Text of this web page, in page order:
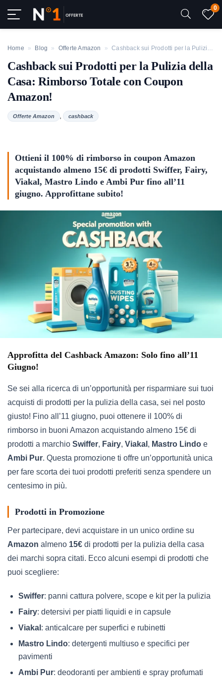
0
Home » Blog » Offerte Amazon » Cashback sui Prodotti per la Pulizia della Casa: Rimborso Totale con Coupon Amazon!
Cashback sui Prodotti per la Pulizia della
Casa: Rimborso Totale con Coupon
Amazon!
Offerte Amazon , cashback
Ottieni il 100% di rimborso in coupon Amazon
acquistando almeno 15€ di prodotti Swiffer, Fairy,
Viakal, Mastro Lindo e Ambi Pur fino all’11
giugno. Approfittane subito!
Approfitta del Cashback Amazon: Solo fino all’11
Giugno!
Se sei alla ricerca di un’opportunità per risparmiare sui tuoi
acquisti di prodotti per la pulizia della casa, sei nel posto
giusto! Fino all’11 giugno, puoi ottenere il 100% di
rimborso in buoni Amazon acquistando almeno 15€ di
prodotti a marchio Swiffer, Fairy, Viakal , Mastro Lindo e
Ambi Pur. Questa promozione ti offre un’opportunità unica
per fare scorta dei tuoi prodotti preferiti senza spendere un
centesimo in più.
Prodotti in Promozione
Per partecipare, devi acquistare in un unico ordine su
Amazon almeno 15€ di prodotti per la pulizia della casa
dei marchi sopra citati. Ecco alcuni esempi di prodotti che
puoi scegliere:
Swiffer: panni cattura polvere, scope e kit per la pulizia
Fairy: detersivi per piatti liquidi e in capsule
Viakal : anticalcare per superfici e rubinetti
Mastro Lindo: detergenti multiuso e specifici per
pavimenti
Ambi Pur: deodoranti per ambienti e spray profumati